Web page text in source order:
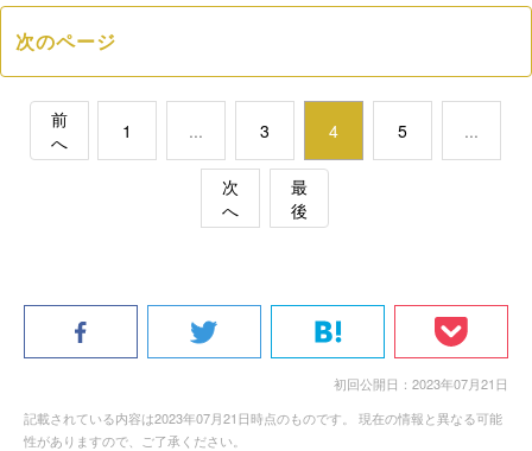
次のページ
前
へ
1 ... 3 4 5 ...
次
へ
最
後
初回公開日：2023年07月21日
記載されている内容は2023年07月21日時点のものです。 現在の情報と異なる可能
性がありますので、ご了承ください。